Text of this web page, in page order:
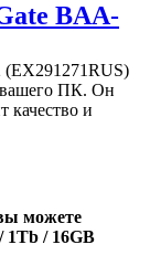
BAA-
вашего ПК. Он
качество и
можете
1Tb / 16GB